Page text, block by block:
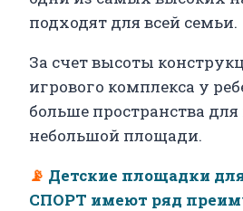
подходят для всей семьи.
За счет высоты
игрового комплекса у
больше пространства
небольшой площади.
📡 Детские площадки
СПОРТ имеют ряд